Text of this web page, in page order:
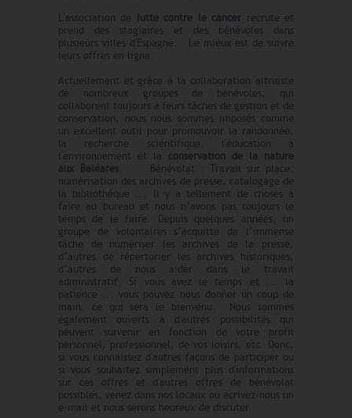
L'association de
lutte contre le cancer recrute et
prend des stagiaires et des bénévoles dans
plusieurs villes d'Espagne. Le mieux est de suivre
leurs offres en ligne.
Actuellement et grâce à la collaboration altruiste
de nombreux groupes de bénévoles, qui
collaborent toujours à leurs tâches de gestion et de
conservation, nous nous sommes imposés comme
un excellent outil pour promouvoir la randonnée,
la recherche scientifique, l'éducation à
l'environnement et la conservation de la nature
aux Baléares. Bénévolat : Travail sur place:
numérisation des archives de presse, catalogage de
la bibliothèque ... Il y a tellement de choses à
faire au bureau et nous n’avons pas toujours le
temps de le faire. Depuis quelques années, un
groupe de volontaires s’acquitte de l’immense
tâche de numériser les archives de la presse,
d’autres de répertorier les archives historiques,
d’autres de nous aider dans le travail
administratif. Si vous avez le temps et ... la
patience ... vous pouvez nous donner un coup de
main, ce qui sera le bienvenu. Nous sommes
également ouverts à d'autres possibilités qui
peuvent survenir en fonction de votre profil
personnel, professionnel, de vos loisirs, etc. Donc,
si vous connaissez d'autres façons de participer ou
si vous souhaitez simplement plus d'informations
sur ces offres et d'autres offres de bénévolat
possibles, venez dans nos locaux ou écrivez-nous un
e-mail et nous serons heureux de discuter.